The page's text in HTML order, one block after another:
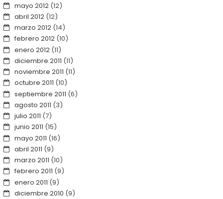
mayo 2012(12)
abril 2012(12)
marzo 2012(14)
febrero 2012(10)
enero 2012(11)
diciembre 2011 (11)
noviembre 2011 (11)
octubre 2011 (10)
septiembre 2011 (6)
agosto 2011 (3)
julio 2011 (7)
junio 2011 (15)
mayo 2011 (16)
abril 2011 (9)
marzo 2011 (10)
febrero 2011 (9)
enero 2011 (9)
diciembre 2010 (9)